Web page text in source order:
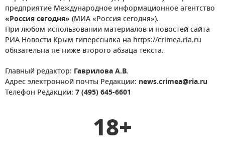
предприятие Международное информационное агентство
«Россия сегодня» (МИА «Россия сегодня»).
При любом использовании материалов и новостей сайта
РИА Новости Крым гиперссылка на https://crimea.ria.ru
обязательна не ниже второго абзаца текста.
Главный редактор: Гаврилова А.В.
Адрес электронной почты Редакции: news.crimea@ria.ru
Телефон Редакции: 7 (495) 645-6601
18+